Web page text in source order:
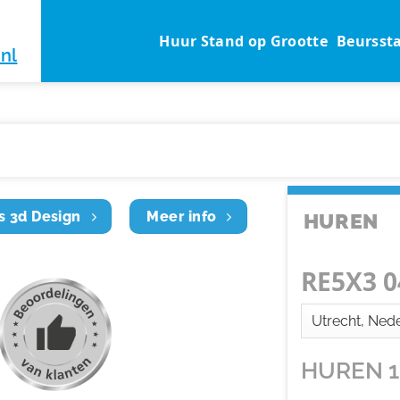
Huur Stand op Grootte
3d Design Meer info HUREN
RE5X3
HUREN